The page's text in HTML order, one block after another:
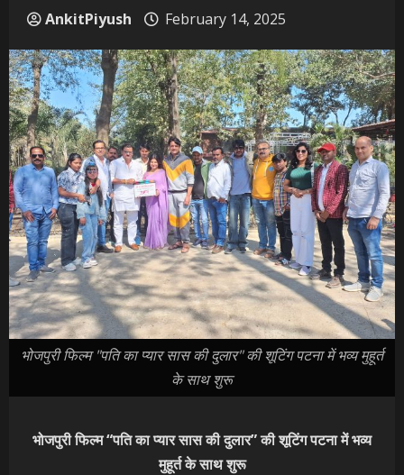
AnkitPiyush February 14, 2025
भोजपुरी फिल्म "पति का प्यार सास की दुलार" की शूटिंग पटना में भव्य मुहूर्त
के साथ शुरू
भोजपुरी फिल्म “पति का प्यार सास की दुलार” की शूटिंग पटना में भव्य
मुहूर्त के साथ शुरू